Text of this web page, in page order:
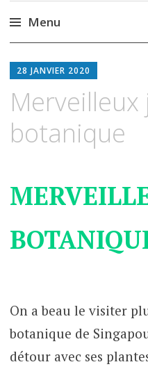
Menu
au
principal
28 JANVIER 2020
Merveilleux
botanique
On a beau le visiter
botanique de
détour avec ses